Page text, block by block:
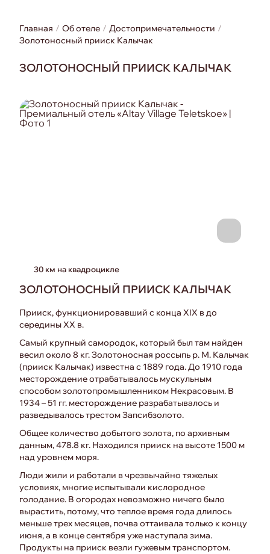
Главная Об отеле
Достопримечательности
Золотоносный прииск Калычак
ЗОЛОТОНОСНЫЙ ПРИИСК КАЛЫЧАК
30 км на квадроцикле
ЗОЛОТОНОСНЫЙ ПРИИСК КАЛЫЧАК
Прииск, функционировавший с конца XIX в до
середины XX в.
Самый крупный самородок, который был там найден
весил около 8 кг. Золотоносная россыпь р. М. Калычак
(прииск Калычак) известна с 1889 года. До 1910 года
месторождение отрабатывалось мускульным
способом золотопромышленником Некрасовым. В
1934 – 51 гг. месторождение разрабатывалось и
разведывалось трестом Запсибзолото.
Общее количество добытого золота, по архивным
данным, 478.8 кг. Находился прииск на высоте 1500 м
над уровнем моря.
Люди жили и работали в чрезвычайно тяжелых
условиях, многие испытывали кислородное
голодание. В огородах невозможно ничего было
вырастить, потому, что теплое время года длилось
меньше трех месяцев, почва оттаивала только к концу
июня, а в конце сентября уже наступала зима.
Продукты на прииск везли гужевым транспортом.